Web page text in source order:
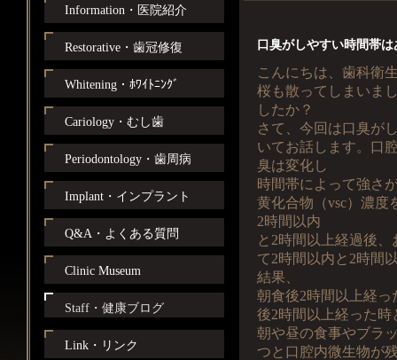
口臭がしやすい時間帯
こんにちは、歯科衛
桜も散ってしまいま
したか？
さて、今回は口臭が
いてお話します。口
臭は変化し
時間帯によって強さ
黄化合物（vsc）濃度
2時間以内
と2時間以上経過後
て2時間以内と2時間
結果、
朝食後2時間以上経
後2時間以上経った時
朝や昼の食事やブラ
つと口腔内微生物が
Information・医院紹介
Restorative・歯冠修復
Whitening・ﾎﾜｲﾄﾆﾝｸﾞ
Cariology・むし歯
Periodontology・歯周病
Implant・インプラント
Q&A・よくある質問
Clinic Museum
Staff・健康ブログ
Link・リンク